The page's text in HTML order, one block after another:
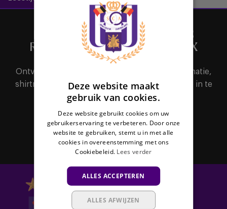
HET BELANGRIJKSTE NIEUWS
RECHTSTREEKS IN JE MAILBOX
Ontvang als eerste alle nieuws, ticketinginformatie,
shirtreleases of interessante promoties door je in te
schrijven voor de nieuwsbrief.
Abonneer
Deze website maakt
gebruik van cookies.
Deze website gebruikt cookies om uw
gebruikerservaring te verbeteren. Door onze
website te gebruiken, stemt u in met alle
cookies in overeenstemming met ons
Cookiebeleid. Lees verder
ALLES ACCEPTEREN
ALLES AFWIJZEN